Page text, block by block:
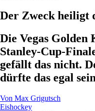
Der Zweck heiligt
Die Vegas Golden
Stanley-Cup-
gefällt das nicht.
dürfte das egal sein
Von Max Grigutsch
Eishockey